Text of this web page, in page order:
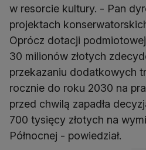
w resorcie kultury. - Pan
projektach
Oprócz dotacji
30 milionów złotych
przekazaniu dodatkowych
rocznie do roku 2030 na
przed chwilą zapadła
700 tysięcy złotych na
Północnej - powiedział.